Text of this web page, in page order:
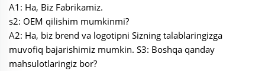
A1: Ha, Biz Fabrikamiz.
s2: OEM qilishim mumkinmi?
A2: Ha, biz brend va logotipni Sizning talablaringizga
muvofiq bajarishimiz mumkin. S3: Boshqa qanday
mahsulotlaringiz bor?